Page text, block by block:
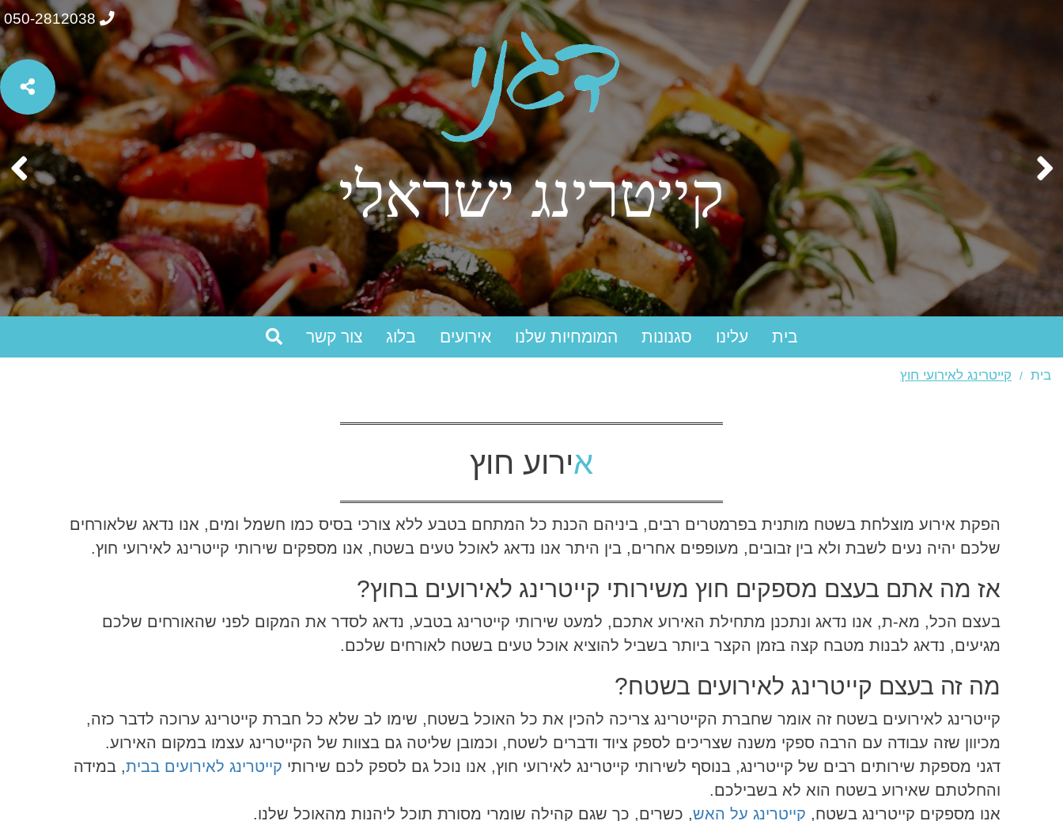
קייטרינג ישראלי
050-2812038
בית עלינו סגנונות המומחיות שלנו אירועים בלוג צור קשר
בית קייטרינג לאירועי חוץ
אירוע חוץ
הפקת אירוע מוצלחת בשטח מותנית בפרמטרים רבים, ביניהם הכנת כל המתחם בטבע ללא צורכי בסיס כמו חשמל ומים, אנו נדאג שלאורחים
שלכם יהיה נעים לשבת ולא בין זבובים, מעופפים אחרים, בין היתר אנו נדאג לאוכל טעים בשטח, אנו מספקים שירותי קייטרינג לאירועי חוץ.
אז מה אתם בעצם מספקים חוץ משירותי קייטרינג לאירועים בחוץ?
בעצם הכל, מא-ת, אנו נדאג ונתכנן מתחילת האירוע אתכם, למעט שירותי קייטרינג בטבע, נדאג לסדר את המקום לפני שהאורחים שלכם
מגיעים, נדאג לבנות מטבח קצה בזמן הקצר ביותר בשביל להוציא אוכל טעים בשטח לאורחים שלכם.
מה זה בעצם קייטרינג לאירועים בשטח?
קייטרינג לאירועים בשטח זה אומר שחברת הקייטרינג צריכה להכין את כל האוכל בשטח, שימו לב שלא כל חברת קייטרינג ערוכה לדבר כזה,
מכיוון שזה עבודה עם הרבה ספקי משנה שצריכים לספק ציוד ודברים לשטח, וכמובן שליטה גם בצוות של הקייטרינג עצמו במקום האירוע.
דגני מספקת שירותים רבים של קייטרינג, בנוסף לשירותי קייטרינג לאירועי חוץ, אנו נוכל גם לספק לכם שירותי קייטרינג לאירועים בבית, במידה
והחלטתם שאירוע בשטח הוא לא בשבילכם.
אנו מספקים קייטרינג בשטח, קייטרינג על האש, כשרים, כך שגם קהילה שומרי מסורת תוכל ליהנות מהאוכל שלנו.